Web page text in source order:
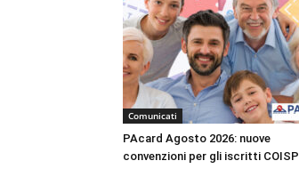
Comunicati
PAcard Agosto 2026: nuove
convenzioni per gli iscritti COISP